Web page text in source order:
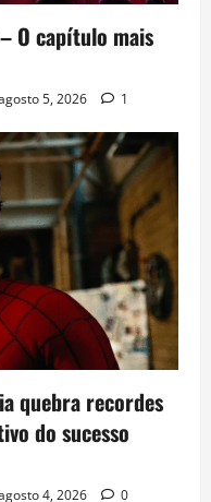
O capítulo mais
5, 2026 1
quebra recordes
do sucesso
4, 2026 0